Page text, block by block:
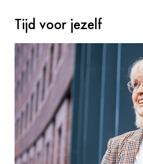
Tijd voor jezelf